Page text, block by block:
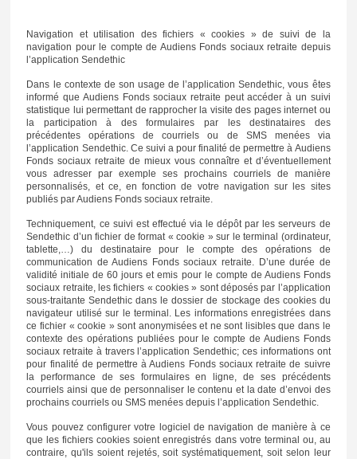
Navigation et utilisation des fichiers « cookies » de suivi de la
navigation pour le compte de Audiens Fonds sociaux retraite depuis
l’application Sendethic
Dans le contexte de son usage de l’application Sendethic, vous êtes
informé que Audiens Fonds sociaux retraite peut accéder à un suivi
statistique lui permettant de rapprocher la visite des pages internet ou
la participation à des formulaires par les destinataires des
précédentes opérations de courriels ou de SMS menées via
l’application Sendethic. Ce suivi a pour finalité de permettre à Audiens
Fonds sociaux retraite de mieux vous connaître et d’éventuellement
vous adresser par exemple ses prochains courriels de manière
personnalisés, et ce, en fonction de votre navigation sur les sites
publiés par Audiens Fonds sociaux retraite.
Techniquement, ce suivi est effectué via le dépôt par les serveurs de
Sendethic d’un fichier de format « cookie » sur le terminal (ordinateur,
tablette,…) du destinataire pour le compte des opérations de
communication de Audiens Fonds sociaux retraite. D’une durée de
validité initiale de 60 jours et emis pour le compte de Audiens Fonds
sociaux retraite, les fichiers « cookies » sont déposés par l’application
sous-traitante Sendethic dans le dossier de stockage des cookies du
navigateur utilisé sur le terminal. Les informations enregistrées dans
ce fichier « cookie » sont anonymisées et ne sont lisibles que dans le
contexte des opérations publiées pour le compte de Audiens Fonds
sociaux retraite à travers l’application Sendethic; ces informations ont
pour finalité de permettre à Audiens Fonds sociaux retraite de suivre
la performance de ses formulaires en ligne, de ses précédents
courriels ainsi que de personnaliser le contenu et la date d’envoi des
prochains courriels ou SMS menées depuis l’application Sendethic.
Vous pouvez configurer votre logiciel de navigation de manière à ce
que les fichiers cookies soient enregistrés dans votre terminal ou, au
contraire, qu'ils soient rejetés, soit systématiquement, soit selon leur